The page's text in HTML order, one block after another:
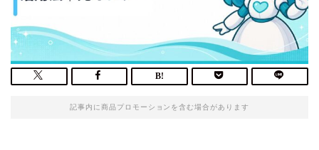
記事内に商品プロモーションを含む場合があります